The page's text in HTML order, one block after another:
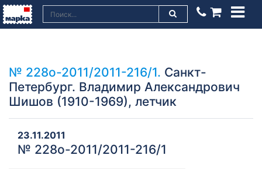
№ 228о-2011/2011-216/1. Санкт-
Петербург. Владимир Александрович
Шишов (1910-1969), летчик
23.11.2011
№ 228о-2011/2011-216/1